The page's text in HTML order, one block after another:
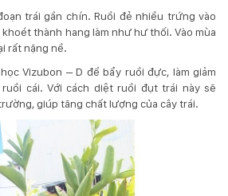
trái gần chín. Ruồi đẻ nhiều trứng vào
thành hang làm như hư thối. Vào mùa
rất nặng nề.
Vizubon – D để bẩy ruồi đực, làm giảm
cái. Với cách diệt ruồi đụt trái này sẽ
giúp tăng chất lượng của cây trái.